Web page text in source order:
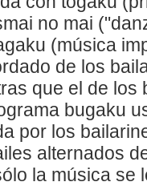
no mai
(música
de los
que el de los
bugaku
por los
alternados
la música se